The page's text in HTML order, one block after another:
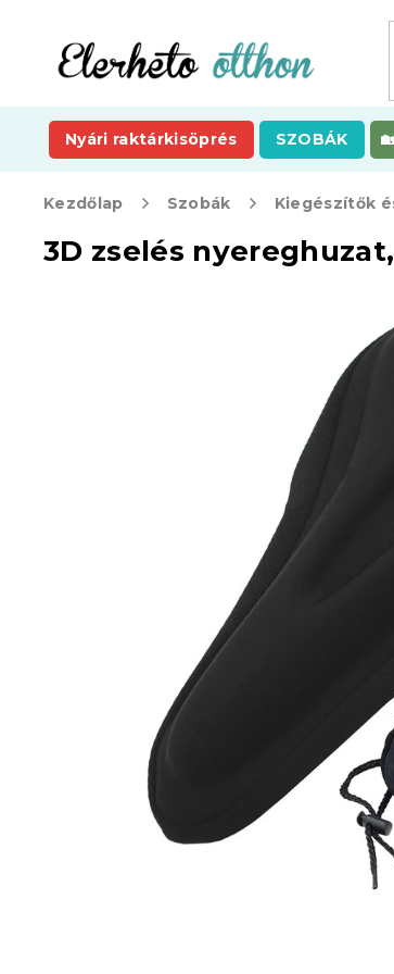
tartalomhoz
Nyári raktárkisöprés SZOBÁK
Kezdőlap Szobák Kiegészítők
3D zselés